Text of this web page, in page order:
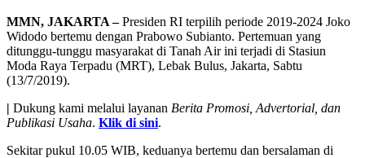
MMN, JAKARTA –Presiden RI terpilih periode 2019-2024 Joko
Widodo bertemu dengan Prabowo Subianto. Pertemuan yang
ditunggu-tunggu masyarakat di Tanah Air ini terjadi di Stasiun
Moda Raya Terpadu (MRT), Lebak Bulus, Jakarta, Sabtu
(13/7/2019).
| Dukung kami melalui layanan Berita Promosi, Advertorial, dan
Publikasi Usaha. Klik di sini.
Sekitar pukul 10.05 WIB, keduanya bertemu dan bersalaman di